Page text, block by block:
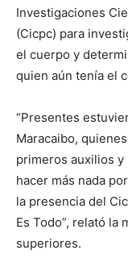
Investigaciones
(Cicpc) para
el cuerpo y
quien aún tenía el
“Presentes
Maracaibo,
primeros auxilios y
hacer más nada
la presencia del
Es Todo”, relató la
superiores.